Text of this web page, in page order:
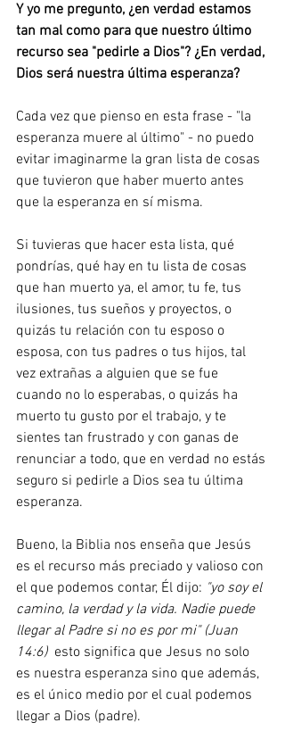
Y yo me pregunto, ¿en verdad estamos
tan mal como para que nuestro último
recurso sea "pedirle a Dios"? ¿En verdad,
Dios será nuestra última esperanza?
Cada vez que pienso en esta frase - "la
esperanza muere al último" - no puedo
evitar imaginarme la gran lista de cosas
que tuvieron que haber muerto antes
que la esperanza en sí misma.
Si tuvieras que hacer esta lista, qué
pondrías, qué hay en tu lista de cosas
que han muerto ya, el amor, tu fe, tus
ilusiones, tus sueños y proyectos, o
quizás tu relación con tu esposo o
esposa, con tus padres o tus hijos, tal
vez extrañas a alguien que se fue
cuando no lo esperabas, o quizás ha
muerto tu gusto por el trabajo, y te
sientes tan frustrado y con ganas de
renunciar a todo, que en verdad no estás
seguro si pedirle a Dios sea tu última
esperanza.
Bueno, la Biblia nos enseña que Jesús
es el recurso más preciado y valioso con
el que podemos contar, Él dijo: "yo soy el
camino, la verdad y la vida. Nadie puede
llegar al Padre si no es por mi" (Juan
14:6) esto significa que Jesus no solo
es nuestra esperanza sino que además,
es el único medio por el cual podemos
llegar a Dios (padre).